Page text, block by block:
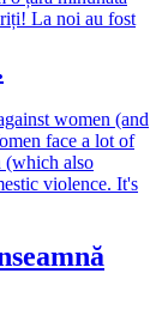
La noi au fost
women (and
face a lot of
(which also
violence. It's